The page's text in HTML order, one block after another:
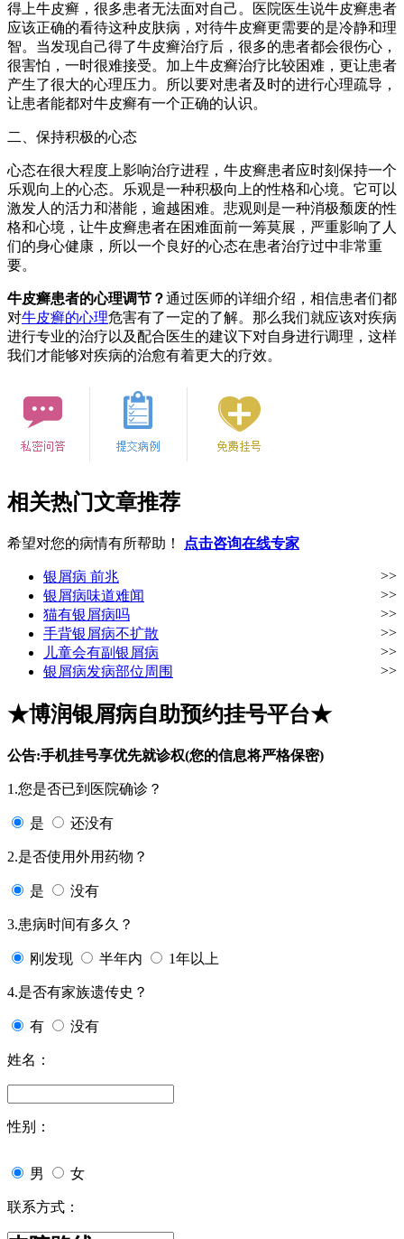
得上牛皮癣，很多患者无法面对自己。医院医生说牛皮癣患者
应该正确的看待这种皮肤病，对待牛皮癣更需要的是冷静和理
智。当发现自己得了牛皮癣治疗后，很多的患者都会很伤心，
很害怕，一时很难接受。加上牛皮癣治疗比较困难，更让患者
产生了很大的心理压力。所以要对患者及时的进行心理疏导，
让患者能都对牛皮癣有一个正确的认识。
二、保持积极的心态
心态在很大程度上影响治疗进程，牛皮癣患者应时刻保持一个
乐观向上的心态。乐观是一种积极向上的性格和心境。它可以
激发人的活力和潜能，逾越困难。悲观则是一种消极颓废的性
格和心境，让牛皮癣患者在困难面前一筹莫展，严重影响了人
们的身心健康，所以一个良好的心态在患者治疗过中非常重
要。
牛皮癣患者的心理调节？通过医师的详细介绍，相信患者们都
对牛皮癣的心理危害有了一定的了解。那么我们就应该对疾病
进行专业的治疗以及配合医生的建议下对自身进行调理，这样
我们才能够对疾病的治愈有着更大的疗效。
相关热门文章推荐
希望对您的病情有所帮助！ 点击咨询在线专家
银屑病 前兆
>>
银屑病味道难闻
>>
猫有银屑病吗
>>
手背银屑病不扩散
>>
儿童会有副银屑病
>>
银屑病发病部位周围
>>
★博润银屑病自助预约挂号平台★
公告:手机挂号享优先就诊权(您的信息将严格保密)
1.您是否已到医院确诊？
是 还没有
2.是否使用外用药物？
是 没有
3.患病时间有多久？
刚发现 半年内 1年以上
4.是否有家族遗传史？
有 没有
姓名：
性别：
男 女
联系方式：